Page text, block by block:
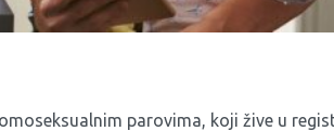
parovima, koji žive u